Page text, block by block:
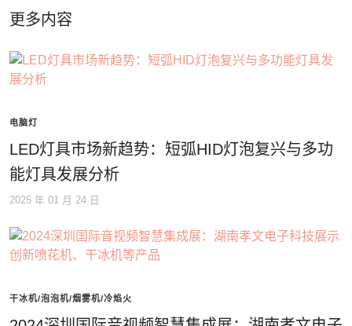
更多内容
电脑灯
LED灯具市场新趋势：短弧HID灯泡复兴与多功
能灯具发展分析
2025 年 01 月 24 日
干冰机/泡泡机/烟雾机/冷焰火